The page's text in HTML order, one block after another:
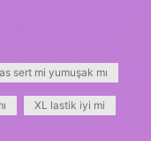
sert mi yumuşak mı
XL lastik iyi mi